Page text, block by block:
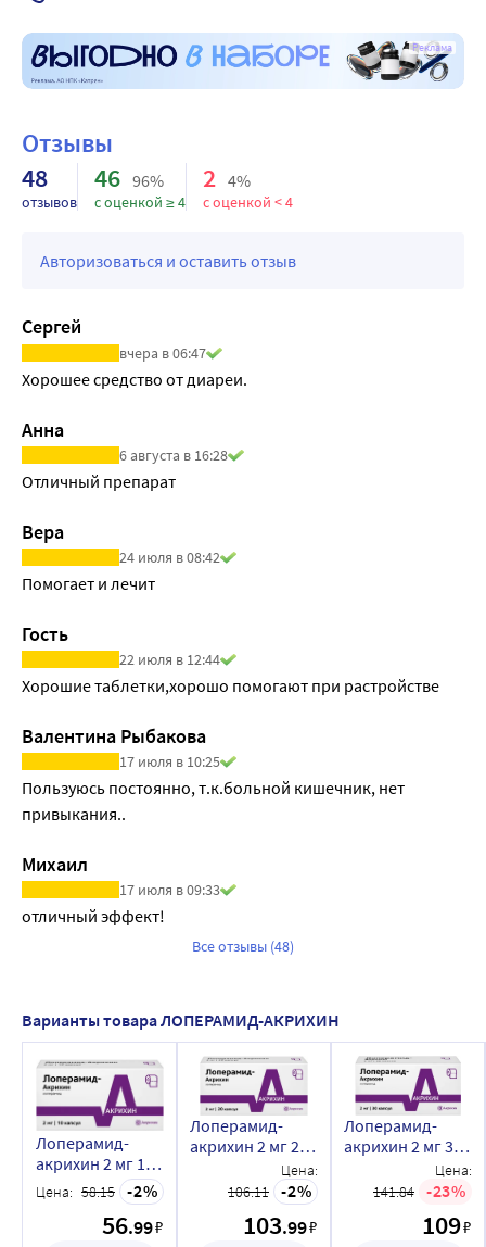
Реклама
Отзывы
48
отзывов
46 96%
с оценкой ≥ 4
2 4%
с оценкой < 4
Авторизоваться и оставить отзыв
Сергей
вчера в 06:47
Хорошее средство от диареи.
Анна
6 августа в 16:28
Отличный препарат
Вера
24 июля в 08:42
Помогает и лечит
Гость
22 июля в 12:44
Хорошие таблетки,хорошо помогают при растройстве
Валентина Рыбакова
17 июля в 10:25
Пользуюсь постоянно, т.к.больной кишечник, нет
привыкания..
Михаил
17 июля в 09:33
отличный эффект!
Все отзывы (48)
Варианты товара ЛОПЕРАМИД-АКРИХИН
Лоперамид-
акрихин 2 мг 10
шт. капсулы
Цена: 58.15 2
56.99₽
Лоперамид-
акрихин 2 мг 20
Цена:
106.11
2
103.99₽
Лоперамид-
акрихин 2 мг 30
Цена:
141.84
23
109₽